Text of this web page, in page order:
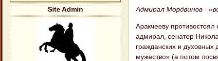
Site Admin Адмирал Мордвинов -
Аракчееву
адмирал, сенатор
гражданских и
мужество» (а потом